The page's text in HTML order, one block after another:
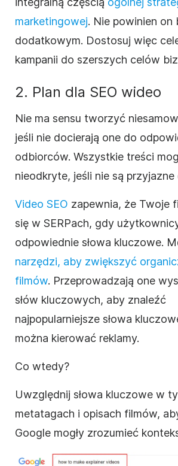
marketingowej. Nie powinien on
dodatkowym. Dostosuj więc
kampanii do szerszych celów
2. Plan dla SEO wideo
Nie ma sensu tworzyć
jeśli nie docierają one do
odbiorców. Wszystkie treści
nieodkryte, jeśli nie są przyjazne
Video SEO zapewnia, że Twoje
się w SERPach, gdy
odpowiednie słowa kluczowe.
narzędzi, aby zwiększyć
filmów. Przeprowadzają one
słów kluczowych, aby znaleźć
najpopularniejsze słowa
można kierować reklamy.
Co wtedy?
Uwzględnij słowa kluczowe w
metatagach i opisach filmów,
Google mogły zrozumieć